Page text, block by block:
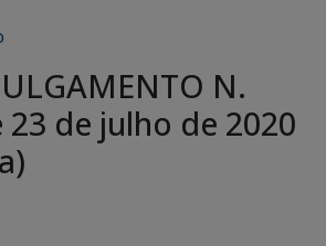
N.
de julho de 2020